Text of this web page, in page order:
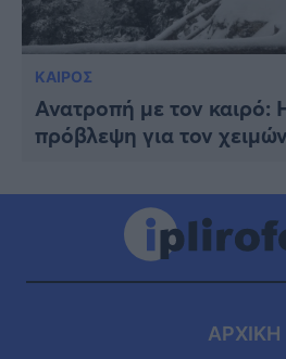
ΚΑΙΡΟΣ
Ανατροπή με τον καιρό:
πρόβλεψη για τον
ΑΡΧΙΚΗ